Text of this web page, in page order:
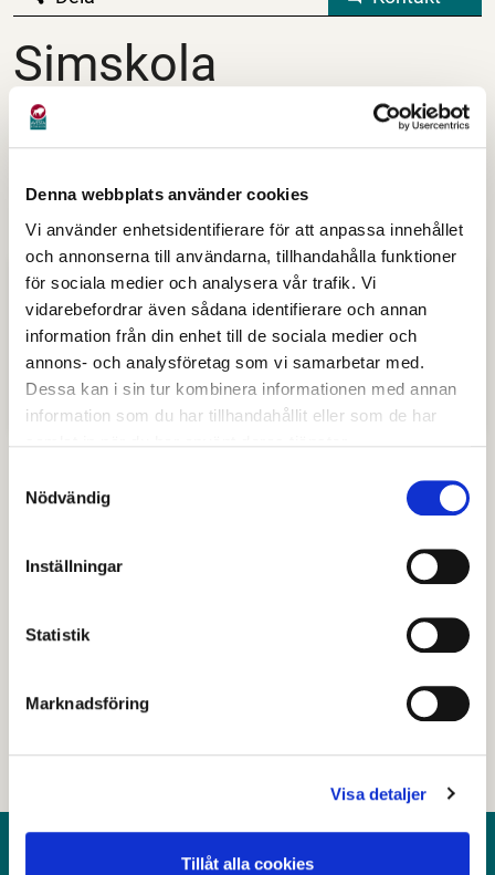
Denna webbplats använder cookies
Vi använder enhetsidentifierare för att anpassa innehållet
och annonserna till användarna, tillhandahålla funktioner
för sociala medier och analysera vår trafik. Vi
vidarebefordrar även sådana identifierare och annan
information från din enhet till de sociala medier och
annons- och analysföretag som vi samarbetar med.
Dessa kan i sin tur kombinera informationen med annan
information som du har tillhandahållit eller som de har
Nödvändig
Inställningar
Statistik
Marknadsföring
Visa detaljer
Tillåt alla cookies
Simskola
Simskola
För tillfället tar vi inte emot anmälan till höstens
simskola, då reparationer i simhallen pågår. Så fort vi
vet när det är klart, så kommer ny information ut
Simskola
Nybörjarsimskola
Simskola fortsättning
03 augusti 2026